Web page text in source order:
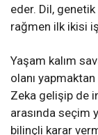
eder. Dil,
rağmen ilk ikisi
Yaşam kalım
olanı
Zeka gelişip de
arasında seçim
bilinçli karar